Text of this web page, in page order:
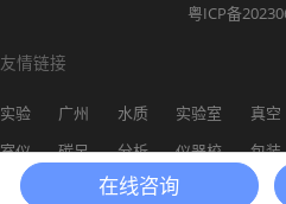
粤ICP备
友情链接
实验
室仪
广州
碳足
水质
分析
仪
实验室
仪器校
准
真空
包装
机
在线咨询